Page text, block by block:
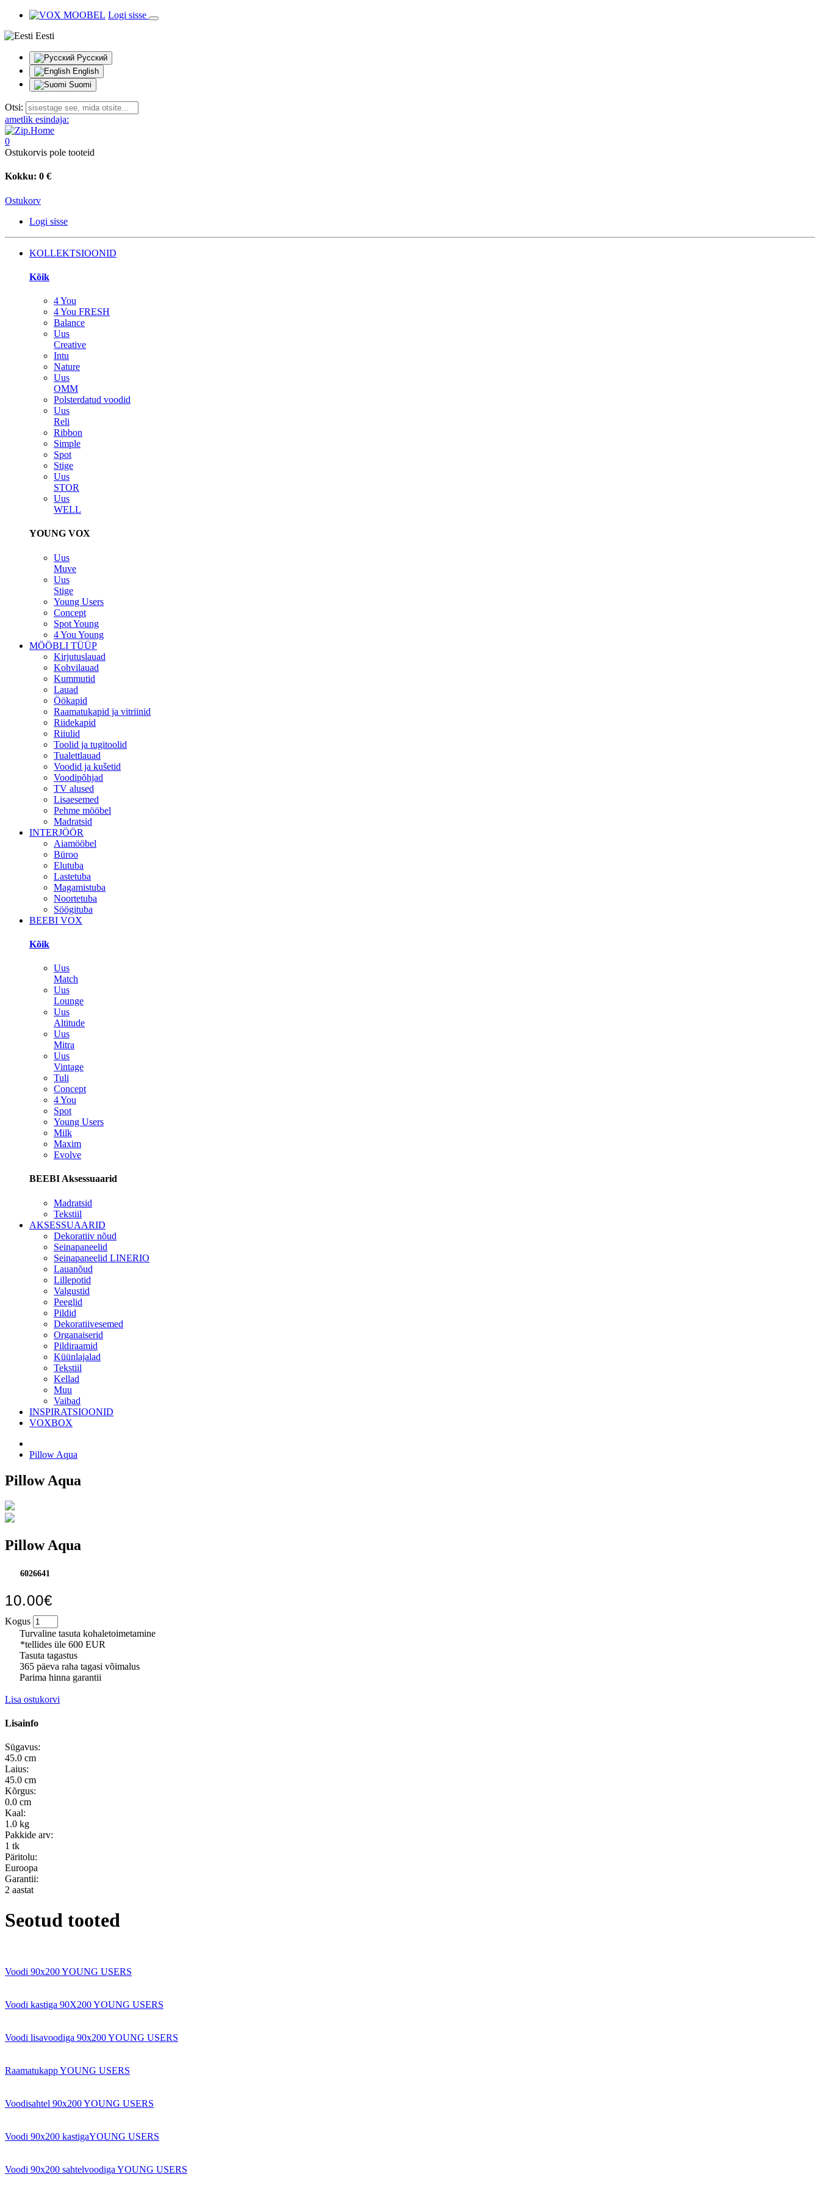
Logi sisse
Eesti
Русский
English
Suomi
Otsi:
ametlik esindaja:
0
Ostukorvis pole tooteid
Kokku: 0 €
Ostukorv
Logi sisse
KOLLEKTSIOONID
Kõik
4 You
4 You FRESH
Balance
Uus
Creative
Intu
Nature
Uus
OMM
Polsterdatud voodid
Uus
Reli
Ribbon
Simple
Spot
Stige
Uus
STOR
Uus
WELL
YOUNG VOX
Uus
Muve
Uus
Stige
Young Users
Concept
Spot Young
4 You Young
MÖÖBLI TÜÜP
Kirjutuslauad
Kohvilauad
Kummutid
Lauad
Öökapid
Raamatukapid ja vitriinid
Riidekapid
Riiulid
Toolid ja tugitoolid
Tualettlauad
Voodid ja kušetid
Voodipõhjad
TV alused
Lisaesemed
Pehme mööbel
Madratsid
INTERJÖÖR
Aiamööbel
Büroo
Elutuba
Lastetuba
Magamistuba
Noortetuba
Söögituba
BEEBI VOX
Kõik
Uus
Match
Uus
Lounge
Uus
Altitude
Uus
Mitra
Uus
Vintage
Tuli
Concept
4 You
Spot
Young Users
Milk
Maxim
Evolve
BEEBI Aksessuaarid
Madratsid
Tekstiil
AKSESSUAARID
Dekoratiiv nõud
Seinapaneelid
Seinapaneelid LINERIO
Lauanõud
Lillepotid
Valgustid
Peeglid
Pildid
Dekoratiivesemed
Organaiserid
Pildiraamid
Küünlajalad
Tekstiil
Kellad
Muu
Vaibad
INSPIRATSIOONID
VOXBOX
Pillow Aqua
Pillow Aqua
Pillow Aqua
6026641
10.00€
Kogus
Turvaline tasuta kohaletoimetamine
*tellides üle 600 EUR
Tasuta tagastus
365 päeva raha tagasi võimalus
Parima hinna garantii
Lisa ostukorvi
Lisainfo
Sügavus:
45.0 cm
Laius:
45.0 cm
Kõrgus:
0.0 cm
Kaal:
1.0 kg
Pakkide arv:
1 tk
Päritolu:
Euroopa
Garantii:
2 aastat
Seotud tooted
Voodi 90x200 YOUNG USERS
Voodi kastiga 90X200 YOUNG USERS
Voodi lisavoodiga 90x200 YOUNG USERS
Raamatukapp YOUNG USERS
Voodisahtel 90x200 YOUNG USERS
Voodi 90x200 kastigaYOUNG USERS
Voodi 90x200 sahtelvoodiga YOUNG USERS